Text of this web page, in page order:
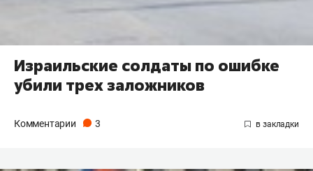
Израильские солдаты по ошибке
убили трех заложников
Комментарии 3